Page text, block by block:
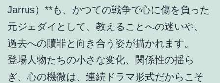
Jarrus）**も、かつての戦争で心に傷を負った
元ジェダイとして、教えることへの迷いや、
過去への贖罪と向き合う姿が描かれます。
登場人物たちの小さな変化、関係性の揺ら
ぎ、心の機微は、連続ドラマ形式だからこそ